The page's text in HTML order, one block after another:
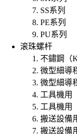
SS系列
PE系列
PU系列
滚珠螺杆
不鏽鋼（
微型細導
微型細導
工具機用
工具機用
搬送設備
搬送設備